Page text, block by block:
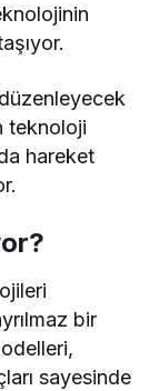
teknoloji
hareket
bir
sayesinde